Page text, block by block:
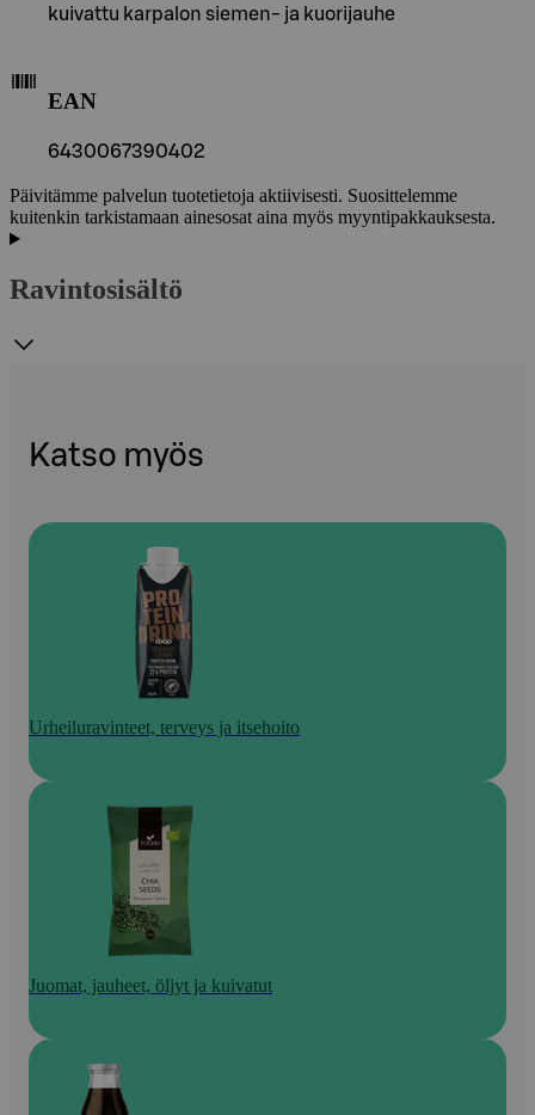
kuivattu karpalon siemen- ja kuorijauhe
EAN
6430067390402
Päivitämme palvelun tuotetietoja aktiivisesti. Suosittelemme
kuitenkin tarkistamaan ainesosat aina myös myyntipakkauksesta.
Ravintosisältö
Katso myös
Urheiluravinteet, terveys ja itsehoito
Juomat, jauheet, öljyt ja kuivatut